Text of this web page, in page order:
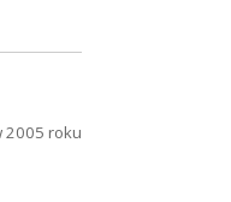
2005 roku